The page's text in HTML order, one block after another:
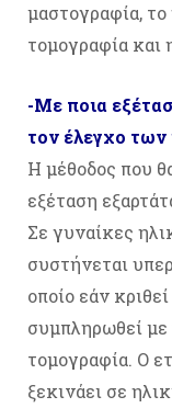
μαστογραφία,
τομογραφία
-Με ποια
τον έλεγχο
Η μέθοδος που
εξέταση
Σε γυναίκες
συστήνεται
οποίο εάν
συμπληρωθεί
τομογραφία. Ο
ξεκινάει σε